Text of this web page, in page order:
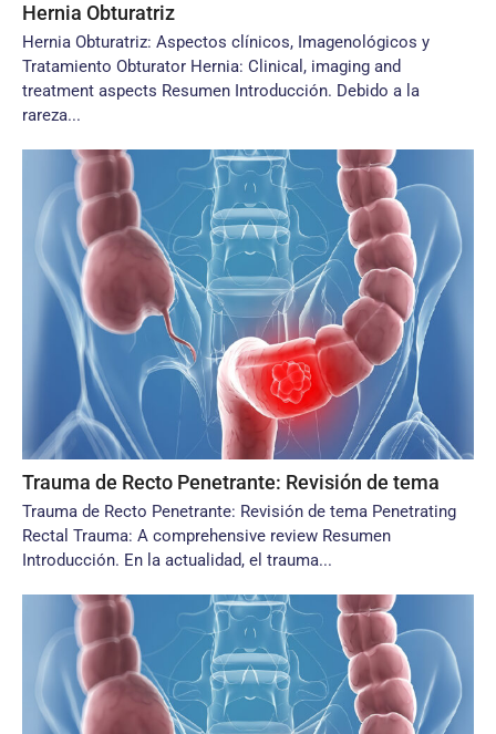
Hernia Obturatriz
Hernia Obturatriz: Aspectos clínicos, Imagenológicos y
Tratamiento Obturator Hernia: Clinical, imaging and
treatment aspects Resumen Introducción. Debido a la
rareza...
Trauma de Recto Penetrante: Revisión de tema
Trauma de Recto Penetrante: Revisión de tema Penetrating
Rectal Trauma: A comprehensive review Resumen
Introducción. En la actualidad, el trauma...